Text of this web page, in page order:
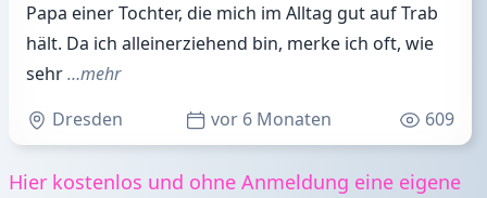
Papa einer Tochter, die mich im Alltag gut auf Trab
hält. Da ich alleinerziehend bin, merke ich oft, wie
sehr…mehr
Dresden
vor 6 Monaten 609
Hier kostenlos und ohne Anmeldung eine eigene